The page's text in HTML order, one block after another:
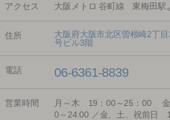
アクセス 大阪メトロ 谷町線 東梅田駅
住所
大阪府大阪市北区曽根崎2丁
号ビル3階
電話 06-6361-8839
営業時間
月～木 19：00～25：00 金
0～24:00 ／金、土、祝前日